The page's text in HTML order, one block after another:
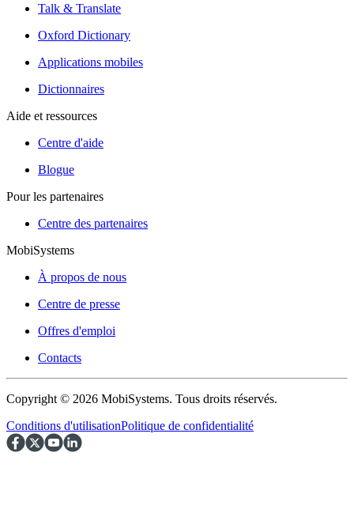
Talk & Translate
Oxford Dictionary
Applications mobiles
Dictionnaires
Aide et ressources
Centre d'aide
Blogue
Pour les partenaires
Centre des partenaires
MobiSystems
À propos de nous
Centre de presse
Offres d'emploi
Contacts
Copyright © 2026 MobiSystems. Tous droits réservés.
Conditions d'utilisationPolitique de confidentialité